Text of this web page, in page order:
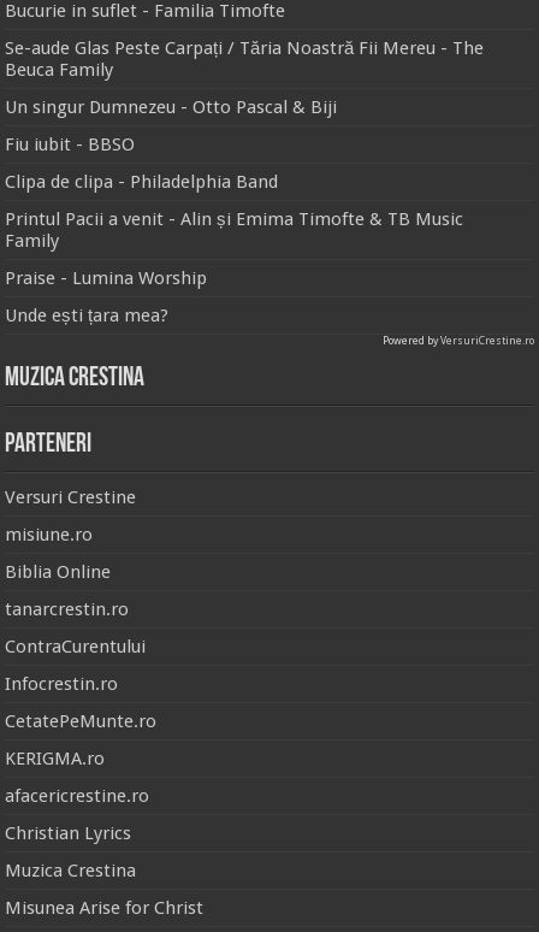
Bucurie in suflet - Familia Timofte
Se-aude Glas Peste Carpați / Tăria Noastră Fii Mereu - The
Beuca Family
Un singur Dumnezeu - Otto Pascal & Biji
Fiu iubit - BBSO
Clipa de clipa - Philadelphia Band
Printul Pacii a venit - Alin și Emima Timofte & TB Music
Family
Praise - Lumina Worship
Unde ești țara mea?
Powered byVersuriCrestine.ro
Muzica Crestina
Parteneri
Versuri Crestine
misiune.ro
Biblia Online
tanarcrestin.ro
ContraCurentului
Infocrestin.ro
CetatePeMunte.ro
KERIGMA.ro
afacericrestine.ro
Christian Lyrics
Muzica Crestina
Misunea Arise for Christ